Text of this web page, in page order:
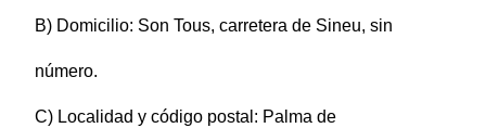
B) Domicilio: Son Tous, carretera de Sineu, sin
número.
C) Localidad y código postal: Palma de